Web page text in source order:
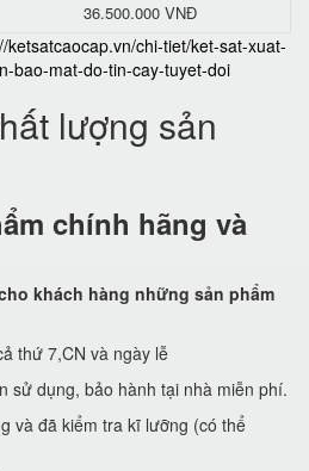
36.500.000 VNĐ
ketsatcaocap.vn/chi-tiet/ket-sat-xuat-
bao-mat-do-tin-cay-tuyet-doi
lượng sản
chính hãng và
khách hàng những sản phẩm
thứ 7,CN và ngày lễ
sử dụng, bảo hành tại nhà miễn phí.
và đã kiểm tra kĩ lưỡng (có thể